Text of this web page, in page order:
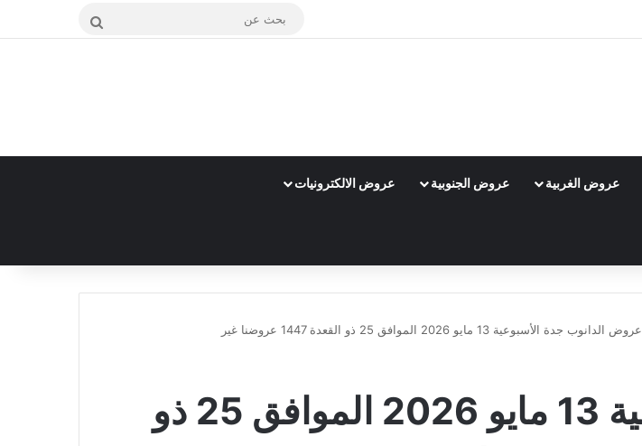
بحث
عروض الغربية عروض الجنوبية عروض الالكترونيات
عروض الدانوب جدة الأسبوعية 13 مايو 2026 الموافق 25 ذو القعدة 1447 عروضنا غير
عروض الدانوب جدة الأسبوعية 13 مايو 2026 الموافق 25 ذو